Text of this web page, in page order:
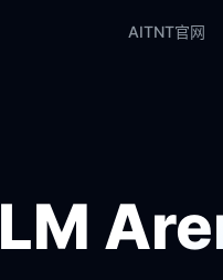
AITNT官网
LM